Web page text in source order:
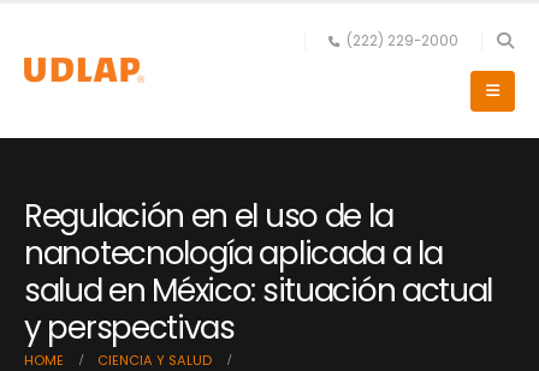
(222) 229-2000
Regulación en el uso de la
nanotecnología aplicada a la
salud en México: situación actual
y perspectivas
HOME
CIENCIA Y SALUD